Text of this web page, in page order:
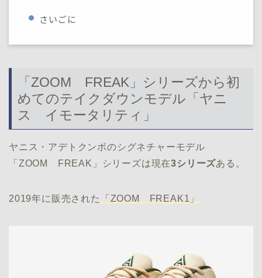
さいごに
「ZOOM FREAK」シリーズから初
めてのテイクダウンモデル「ヤニ
ス イモータリティ」
ヤニス・アデトクンボのシグネチャーモデル
「ZOOM FREAK」シリーズは現在3シリーズある。
2019年に販売された 「ZOOM FREAK1」